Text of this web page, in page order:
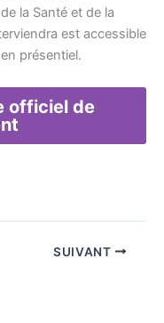
la Santé et de la
est accessible
présentiel.
officiel de
SUIVANT